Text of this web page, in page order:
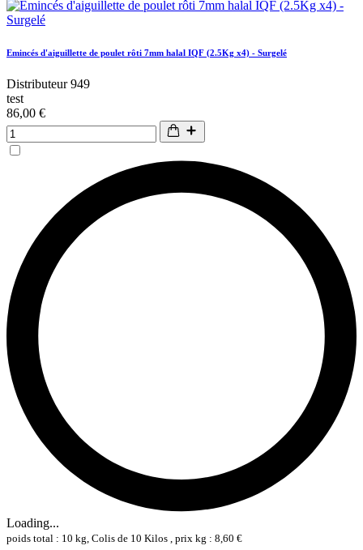
Emincés d'aiguillette de poulet rôti 7mm halal IQF (2.5Kg x4) - Surgelé
Distributeur 949
test
86,00 €
Loading...
poids total : 10 kg, Colis de 10 Kilos , prix kg : 8,60 €